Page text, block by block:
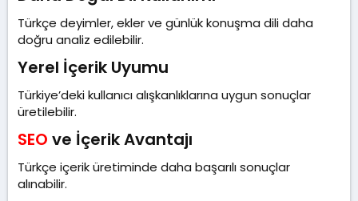
Türkçe deyimler, ekler ve günlük konuşma dili daha
doğru analiz edilebilir.
Yerel İçerik Uyumu​
Türkiye’deki kullanıcı alışkanlıklarına uygun sonuçlar
üretilebilir.
SEO ve İçerik Avantajı​
Türkçe içerik üretiminde daha başarılı sonuçlar
alınabilir.